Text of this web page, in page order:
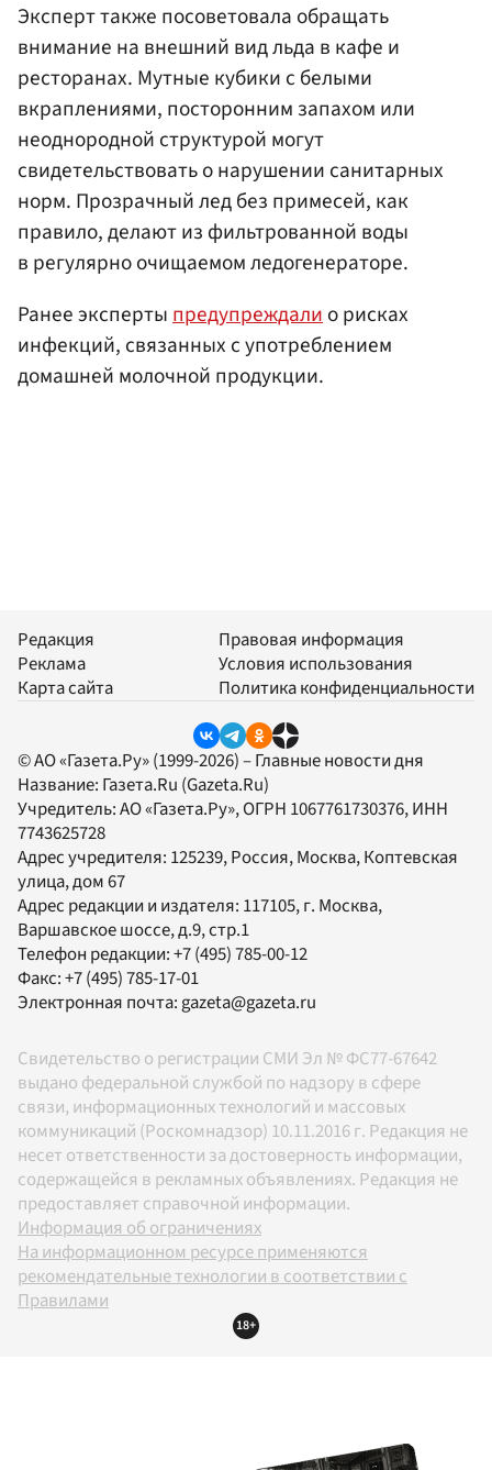
Эксперт также посоветовала обращать
внимание на внешний вид льда в кафе и
ресторанах. Мутные кубики с белыми
вкраплениями, посторонним запахом или
неоднородной структурой могут
свидетельствовать о нарушении санитарных
норм. Прозрачный лед без примесей, как
правило, делают из фильтрованной воды
в регулярно очищаемом ледогенераторе.
Ранее экспертыпредупреждалио рисках
инфекций, связанных с употреблением
домашней молочной продукции.
Редакция
Реклама
Карта сайта
Правовая информация
Условия использования
Политика конфиденциальности
© АО «Газета.Ру» (1999-2026) – Главные новости дня
Название: Газета.Ru (Gazeta.Ru)
Учредитель:АО «Газета.Ру», ОГРН 1067761730376, ИНН
7743625728
Адрес учредителя: 125239, Россия, Москва, Коптевская
улица, дом 67
Адрес редакции и издателя: 117105, г. Москва,
Варшавское шоссе, д.9, стр.1
Телефон редакции:+7 (495) 785-00-12
Факс:+7 (495) 785-17-01
Электронная почта: gazeta@gazeta.ru
Свидетельство о регистрации СМИ Эл № ФС77-67642
выдано федеральной службой по надзору в сфере
связи, информационных технологий и массовых
коммуникаций (Роскомнадзор) 10.11.2016 г. Редакция не
несет ответственности за достоверность информации,
содержащейся в рекламных объявлениях. Редакция не
предоставляет справочной информации.
Информация об ограничениях
На информационном ресурсе применяются
рекомендательные технологии в соответствии с
Правилами
18+